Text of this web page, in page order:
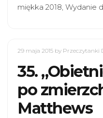
miękka 2018, Wydanie
29 maja 2015 by Przeczytanki
35.
po
Matthews